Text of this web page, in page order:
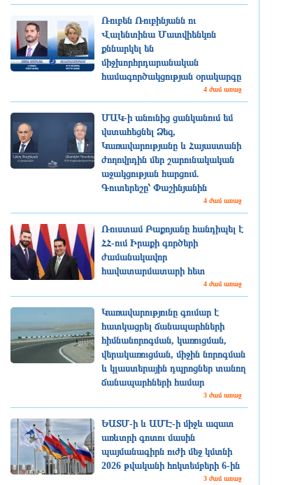
Ռուբեն Ռուբինյանն ու
Վալենտինա Մատվիենկոն
քննարկել են
միջխորհրդարանական
համագործակցության օրակարգը
4 ժամ առաջ
ՄԱԿ-ի անունից ցանկանում եմ
վստահեցնել Ձեզ,
Կառավարությանը և Հայաստանի
ժողովրդին մեր շարունակական
աջակցության հարցում.
Գուտերեշը՝ Փաշինյանին
4 ժամ առաջ
Ռուստամ Բաքոյանը հանդիպել է
ՀՀ-ում Իրաքի գործերի
ժամանակավոր
հավատարմատարի հետ
4 ժամ առաջ
Կառավարությունը գումար է
հատկացրել ճանապարհների
հիմնանորոգման, կառուցման,
վերակառուցման, միջին նորոգման
և կլաստերային դպրոցներ տանող
ճանապարհների համար
3 ժամ առաջ
ԵԱՏՄ-ի և ԱՄԷ-ի միջև ազատ
առևտրի գոտու մասին
պայմանագիրն ուժի մեջ կմտնի
2026 թվականի հոկտեմբերի 6-ին
3 ժամ առաջ